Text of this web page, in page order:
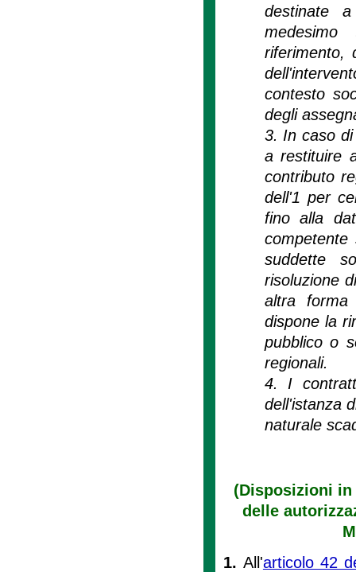
destinate
riferimento,
contesto
degli
3. In caso
a restituire
contributo
dell'1 per
fino alla
suddette
risoluzione
altra forma
dispone la
pubblico o
regionali.
4. I
dell'istanza
naturale
(Disposizioni
delle
1. All'articolo 42